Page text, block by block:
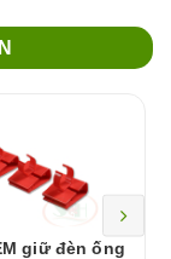
giữ đèn ống